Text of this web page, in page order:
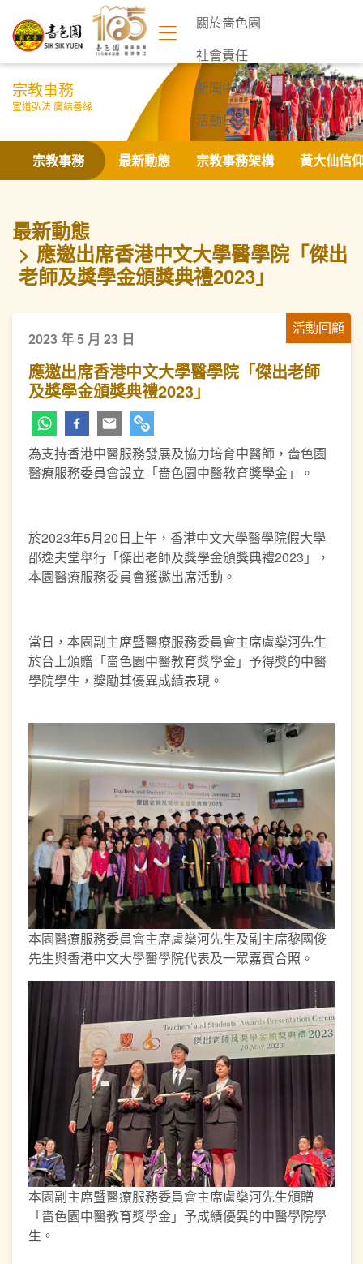
關於嗇色園
社會責任
新聞中心
活動日誌
聯絡我們
宗教事務
宣道弘法 廣結善緣
宗教事務 最新動態 宗教事務架構 黃大仙信
最新動態
應邀出席香港中文大學醫學院「傑出
老師及獎學金頒獎典禮2023」
活動回顧
2023 年 5 月 23 日
應邀出席香港中文大學醫學院「傑出老師
及獎學金頒獎典禮2023」
為支持香港中醫服務發展及協力培育中醫師，嗇色園
醫療服務委員會設立「嗇色園中醫教育獎學金」。
於2023年5月20日上午，香港中文大學醫學院假大學
邵逸夫堂舉行「傑出老師及獎學金頒獎典禮2023」，
本園醫療服務委員會獲邀出席活動。
當日，本園副主席暨醫療服務委員會主席盧燊河先生
於台上頒贈「嗇色園中醫教育獎學金」予得獎的中醫
學院學生，獎勵其優異成績表現。
本園醫療服務委員會主席盧燊河先生及副主席黎國俊
先生與香港中文大學醫學院代表及一眾嘉賓合照。
本園副主席暨醫療服務委員會主席盧燊河先生頒贈
「嗇色園中醫教育獎學金」予成績優異的中醫學院學
生。